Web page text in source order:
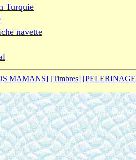
Turquie
navette
MAMANS] [Timbres] [PELERINAGE